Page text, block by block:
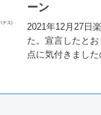
ーン
2021年12月27日
た。宣言したと
点に気付きまし